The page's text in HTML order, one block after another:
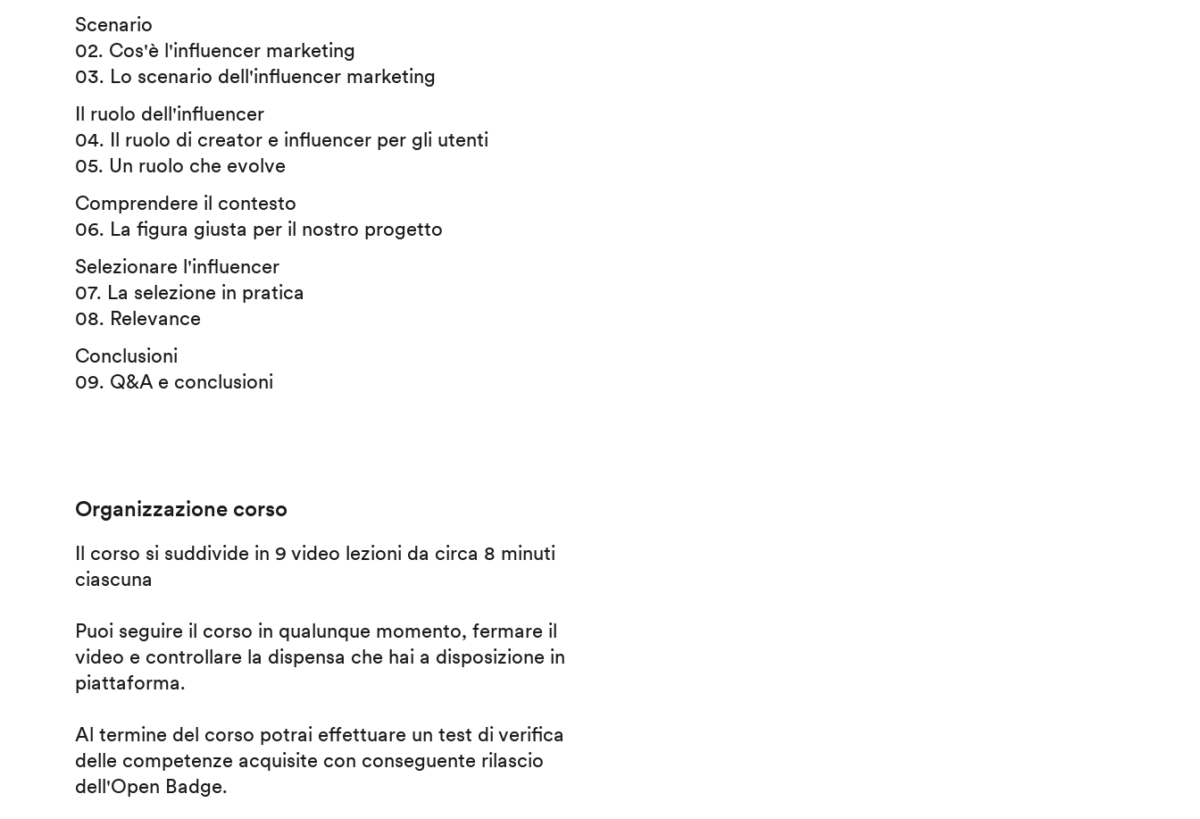
Scenario
02. Cos'è l'influencer marketing
03. Lo scenario dell'influencer marketing
Il ruolo dell'influencer
04. Il ruolo di creator e influencer per gli utenti
05. Un ruolo che evolve
Comprendere il contesto
06. La figura giusta per il nostro progetto
Selezionare l'influencer
07. La selezione in pratica
08. Relevance
Conclusioni
09. Q&A e conclusioni
Organizzazione corso
Il corso si suddivide in 9 video lezioni da circa 8 minuti
ciascuna
Puoi seguire il corso in qualunque momento, fermare il
video e controllare la dispensa che hai a disposizione in
piattaforma.
Al termine del corso potrai effettuare un test di verifica
delle competenze acquisite con conseguente rilascio
dell'Open Badge.